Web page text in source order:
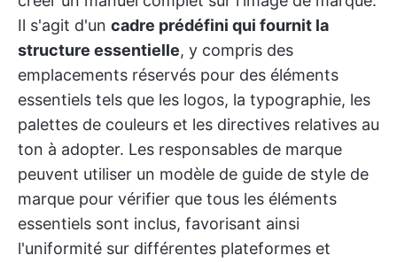
Il s'agit d'un cadre prédéfini qui fournit la
structure essentielle, y compris des
emplacements réservés pour des éléments
essentiels tels que les logos, la typographie, les
palettes de couleurs et les directives relatives au
ton à adopter. Les responsables de marque
peuvent utiliser un modèle de guide de style de
marque pour vérifier que tous les éléments
essentiels sont inclus, favorisant ainsi
l'uniformité sur différentes plateformes et